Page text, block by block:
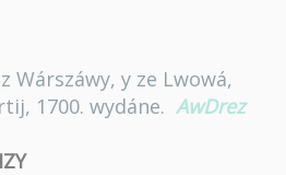
Wárszáwy, y ze Lwowá,
1700. wydáne. AwDrez